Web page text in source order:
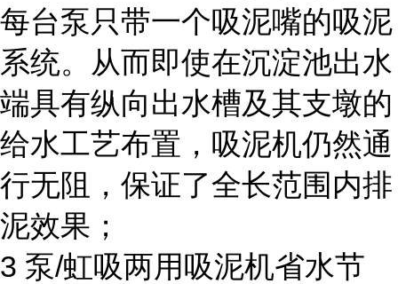
每台泵只带一个吸泥嘴的吸泥
系统。从而即使在沉淀池出水
端具有纵向出水槽及其支墩的
给水工艺布置，吸泥机仍然通
行无阻，保证了全长范围内排
泥效果；
3 泵/虹吸两用吸泥机省水节